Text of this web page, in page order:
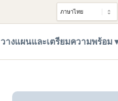
วางแผนและเตรียมความพร้อม